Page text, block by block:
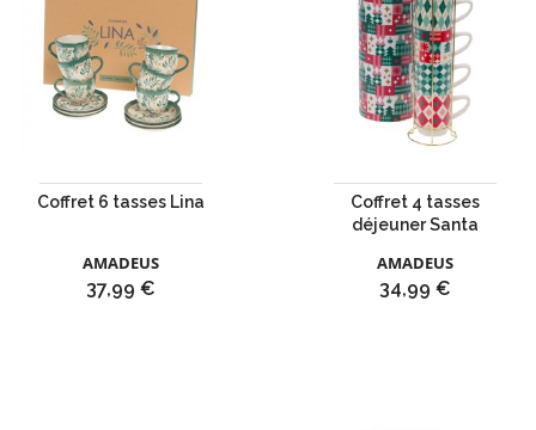
Coffret 6 tasses Lina
AMADEUS
Prix
37,99 €
Coffret 4 tasses
déjeuner Santa
AMADEUS
Prix
34,99 €